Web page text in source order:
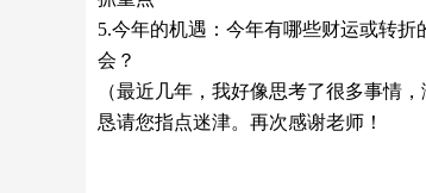
5.今年的机遇：今年有哪些财运或转
会？
（最近几年，我好像思考了很多事情
恳请您指点迷津。再次感谢老师！